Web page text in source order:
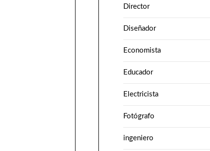
Director
Diseñador
Economista
Educador
Electricista
Fotógrafo
ingeniero